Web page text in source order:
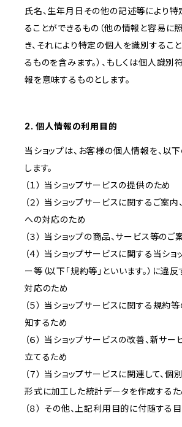
氏名、生年月日その他の記述等により
ることができるもの（他の情報と容易に
き、それにより特定の個人を識別するこ
るものを含みます。）、もしくは個人識
報を意味するものとします。
2. 個人情報の利用目的
当ショップは、お客様の個人情報を、以
します。
（１） 当ショップサービスの提供のため
（２） 当ショップサービスに関するご案
への対応のため
（３） 当ショップの商品、サービス等のご
（４） 当ショップサービスに関する当ショ
ー等（以下「規約等」といいます。）に違
対応のため
（５） 当ショップサービスに関する規約
知するため
（６） 当ショップサービスの改善、新サ
立てるため
（７） 当ショップサービスに関連して、
形式に加工した統計データを作成するた
（８） その他、上記利用目的に付随する